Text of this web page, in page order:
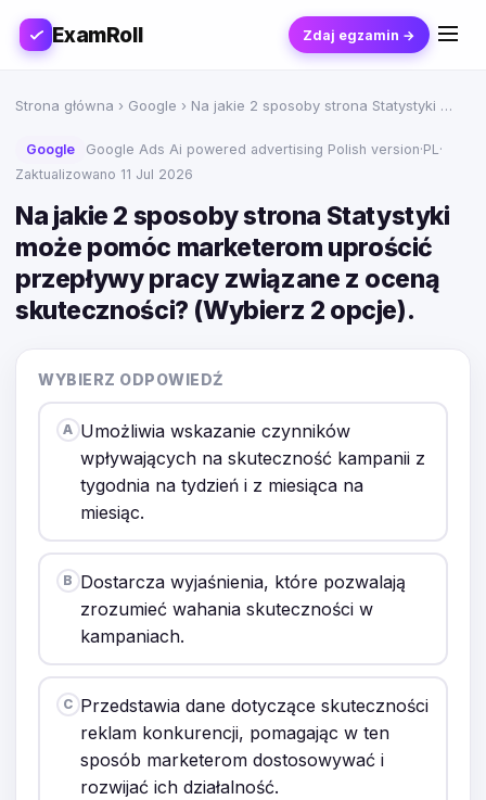
ExamRoll Zdaj egzamin →
Strona główna › Google › Na jakie 2 sposoby strona Statystyki …
Google Google Ads Ai powered advertising Polish version·PL·
Zaktualizowano 11 Jul 2026
Na jakie 2 sposoby strona Statystyki
może pomóc marketerom uprościć
przepływy pracy związane z oceną
skuteczności? (Wybierz 2 opcje).
WYBIERZ ODPOWIEDŹ
A Umożliwia wskazanie czynników
wpływających na skuteczność kampanii z
tygodnia na tydzień i z miesiąca na
miesiąc.
B Dostarcza wyjaśnienia, które pozwalają
zrozumieć wahania skuteczności w
kampaniach.
C Przedstawia dane dotyczące skuteczności
reklam konkurencji, pomagając w ten
sposób marketerom dostosowywać i
rozwijać ich działalność.